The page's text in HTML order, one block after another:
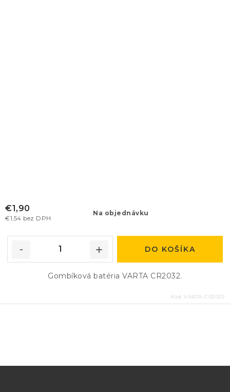
Na objednávku
€1,54 bez DPH
€1,90
DO KOŠÍKA
Gombíková batéria VARTA CR2032.
Kód: VARTA-CR2032